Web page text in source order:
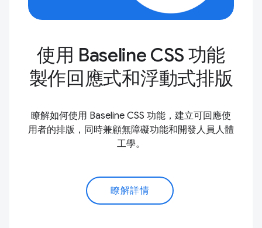
使用 Baseline CSS 功能
製作回應式和浮動式排版
瞭解如何使用 Baseline CSS 功能，建立可回應使
用者的排版，同時兼顧無障礙功能和開發人員人體
工學。
瞭解詳情